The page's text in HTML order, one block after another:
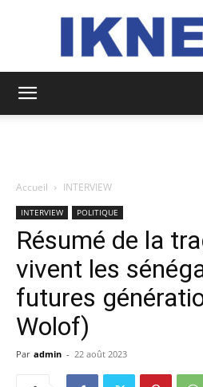
Accueil INTERVIEW
INTERVIEW POLITIQUE
Résumé de la
vivent les
futures
Wolof)
Par admin - 22 août 2023